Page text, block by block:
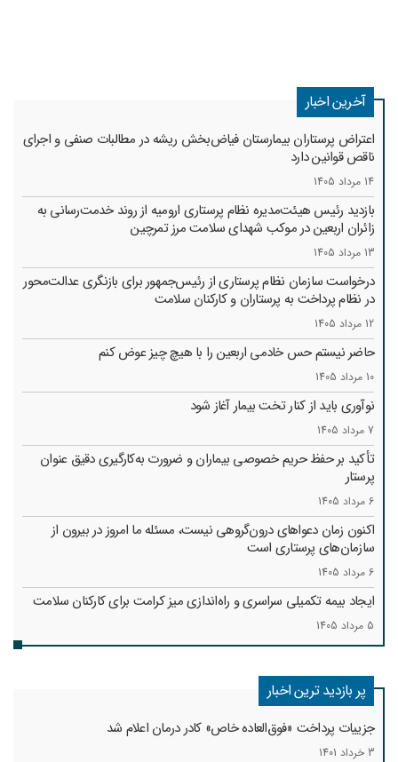
آخرین اخبار
اعتراض پرستاران بیمارستان فیاض‌بخش ریشه در مطالبات صنفی و اجرای
ناقص قوانین دارد
14 مرداد 1405
بازدید رئیس هیئت‌مدیره نظام پرستاری ارومیه از روند خدمت‌رسانی به
زائران اربعین در موکب شهدای سلامت مرز تمرچین
13 مرداد 1405
درخواست سازمان نظام پرستاری از رئیس‌جمهور برای بازنگری عدالت‌محور
در نظام پرداخت به پرستاران و کارکنان سلامت
12 مرداد 1405
حاضر نیستم حس خادمی اربعین را با هیچ چیز عوض کنم
10 مرداد 1405
نوآوری باید از کنار تخت بیمار آغاز شود
7 مرداد 1405
تأکید بر حفظ حریم خصوصی بیماران و ضرورت به‌کارگیری دقیق عنوان
پرستار
6 مرداد 1405
اکنون زمان دعواهای درون‌گروهی نیست، مسئله ما امروز در بیرون از
سازمان‌های پرستاری است
6 مرداد 1405
ایجاد بیمه تکمیلی سراسری و راه‌اندازی میز کرامت برای کارکنان سلامت
5 مرداد 1405
پر بازدید ترین اخبار
جزییات پرداخت «فوق‌العاده خاص» کادر درمان اعلام شد
3 خرداد 1401